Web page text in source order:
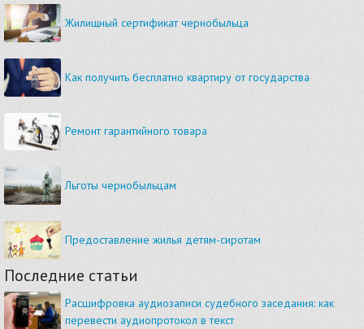
Жилищный сертификат чернобыльца
Как получить бесплатно квартиру от государства
Ремонт гарантийного товара
Льготы чернобыльцам
Предоставление жилья детям-сиротам
Последние статьи
Расшифровка аудиозаписи судебного заседания: как
перевести аудиопротокол в текст